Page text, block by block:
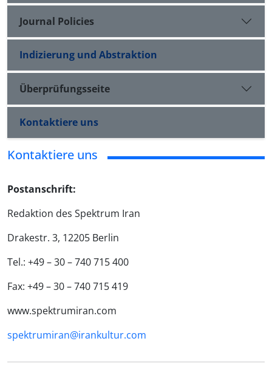
Journal Policies
Indizierung und Abstraktion
Überprüfungsseite
Kontaktiere uns
Kontaktiere uns
Postanschrift:
Redaktion des Spektrum Iran
Drakestr. 3, 12205 Berlin
Tel.: +49 – 30 – 740 715 400
Fax: +49 – 30 – 740 715 419
www.spektrumiran.com
spektrumiran@irankultur.com